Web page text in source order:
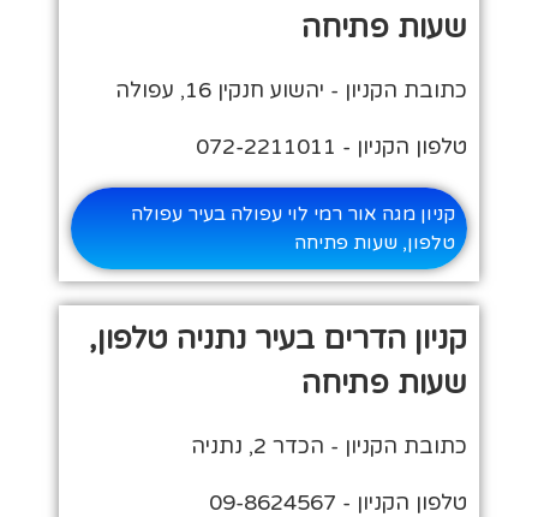
שעות פתיחה
כתובת הקניון - יהשוע חנקין 16, עפולה
טלפון הקניון - 072-2211011
קניון מגה אור רמי לוי עפולה בעיר עפולה
טלפון, שעות פתיחה
קניון הדרים בעיר נתניה טלפון,
שעות פתיחה
כתובת הקניון - הכדר 2, נתניה
טלפון הקניון - 09-8624567